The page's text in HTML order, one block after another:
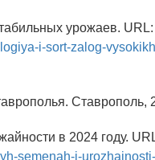
урожаев. URL:
i-sort-zalog-
Ставрополь,
в 2024 году.
semenah-i-